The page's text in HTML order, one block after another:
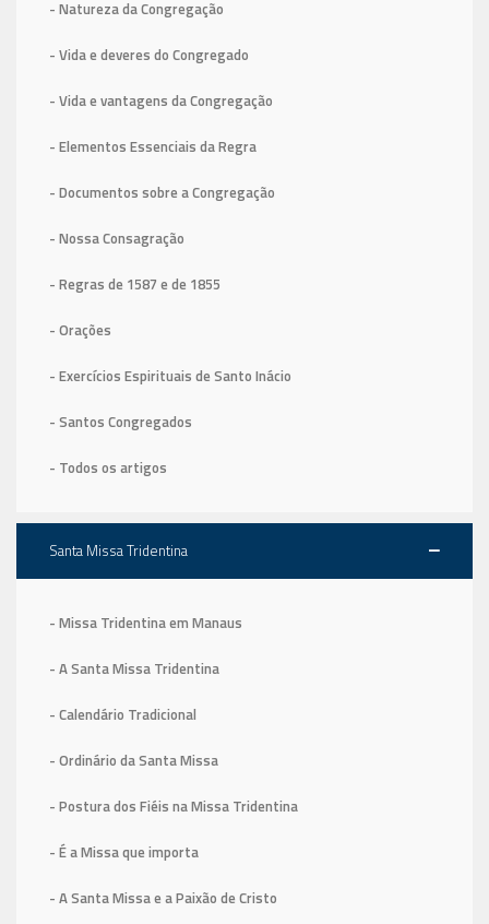
- Natureza da Congregação
- Vida e deveres do Congregado
- Vida e vantagens da Congregação
- Elementos Essenciais da Regra
- Documentos sobre a Congregação
- Nossa Consagração
- Regras de 1587 e de 1855
- Orações
- Exercícios Espirituais de Santo Inácio
- Santos Congregados
- Todos os artigos
Santa Missa Tridentina
- Missa Tridentina em Manaus
- A Santa Missa Tridentina
- Calendário Tradicional
- Ordinário da Santa Missa
- Postura dos Fiéis na Missa Tridentina
- É a Missa que importa
- A Santa Missa e a Paixão de Cristo